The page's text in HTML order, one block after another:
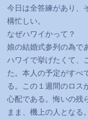
今日は全答練があり、
構忙しい。
なぜハワイかって？
娘の結婚式参列の為で
ハワイで挙げたくて、
た。本人の予定がすべ
る。この１週間のロス
心配である。悔いの残
まま、機上の人となる